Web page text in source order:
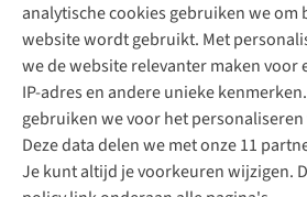
analytische cookies gebruiken we om
website wordt gebruikt. Met
we de website relevanter maken voor
IP-adres en andere unieke
gebruiken we voor het
Deze data delen we met onze 11
Je kunt altijd je voorkeuren wijzigen.
Contactformulier